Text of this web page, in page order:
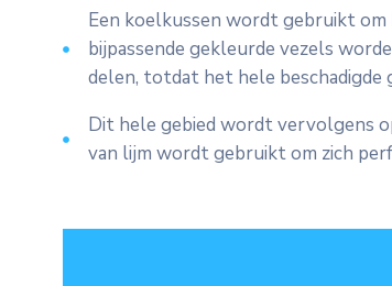
Een koelkussen wordt gebruikt
bijpassende gekleurde vezels
delen, totdat het hele beschadigde
Dit hele gebied wordt vervolgens
van lijm wordt gebruikt om zich